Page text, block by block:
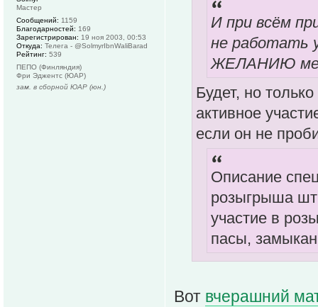
И при всём
не работать
ЖЕЛАНИЮ
Будет, но
активное
если он не
Описание
розыгрыша
участие в
пасы,
Вот вчерашний
Мастер
Сообщений: 1159
Благодарностей: 169
Зарегистрирован: 19 ноя 2003, 00:53
Откуда: Телега - @SolmyrIbnWaliBarad
Рейтинг: 539
ПЕПО (Финляндия)
Фри Эджентс (ЮАР)
зам. в сборной ЮАР (юн.)